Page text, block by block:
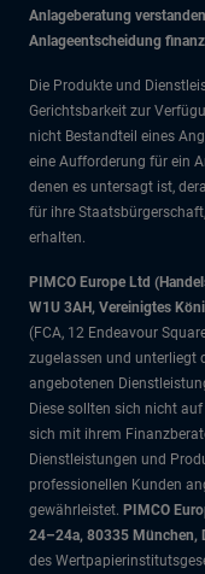
Anlageberatung
Anlageentscheidung
Die Produkte und
Gerichtsbarkeit zur
nicht Bestandteil eines
eine Aufforderung für ein
denen es untersagt ist,
für ihre
erhalten.
PIMCO Europe Ltd
W1U 3AH, Vereinigtes
(FCA, 12 Endeavour
zugelassen und unterliegt
angebotenen
Diese sollten sich nicht
sich mit ihrem
Dienstleistungen und
professionellen Kunden
gewährleistet. PIMCO
24–24a, 80335 München,
des